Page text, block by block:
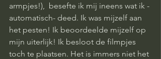
armpjes!),  besefte ik mij ineens wat ik -
automatisch- deed. Ik was mijzelf aan
het pesten! Ik beoordeelde mijzelf op
mijn uiterlijk! Ik besloot de filmpjes
toch te plaatsen. Het is immers niet het